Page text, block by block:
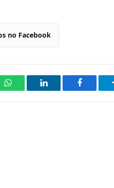
no Facebook
WhatsAppLinkedIn Facebook